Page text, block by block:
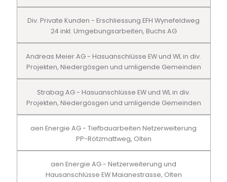
Div. Private Kunden - Erschliessung EFH Wynefeldweg
24 inkl. Umgebungsarbeiten, Buchs AG
Andreas Meier AG - Hasuanschlüsse EW und WL in div.
Projekten, Niedergösgen und umligende Gemeinden
Strabag AG - Hasuanschlüsse EW und WL in div.
Projekten, Niedergösgen und umligende Gemeinden
aen Energie AG - Tiefbauarbeiten Netzerweiterung
PP-Rötzmattweg, Olten
aen Energie AG - Netzerweiterung und
Hausanschlüsse EW Maianestrasse, Olten